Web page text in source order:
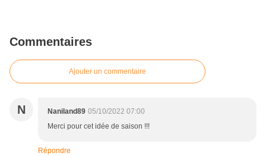
Commentaires
Ajouter un commentaire
N Naniland89 05/10/2022 07:00
Merci pour cet idée de saison !!!
Répondre